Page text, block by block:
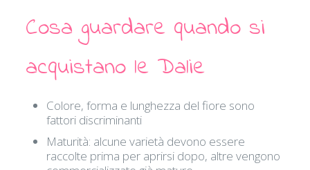
Cosa guardare quando si
acquistano le Dalie
Colore, forma e lunghezza del fiore sono
fattori discriminanti
Maturità: alcune varietà devono essere
raccolte prima per aprirsi dopo, altre vengono